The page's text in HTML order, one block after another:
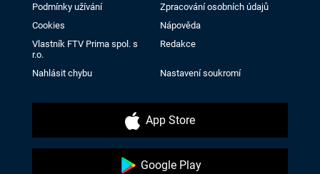
Podmínky užívání
Zpracování osobních údajů
Cookies
Nápověda
Vlastník FTV Prima spol. s
r.o.
Redakce
Nahlásit chybu Nastavení soukromí
App Store
Google Play